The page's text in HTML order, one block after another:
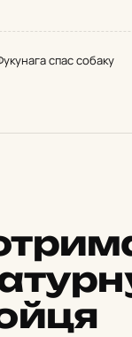
спас собаку